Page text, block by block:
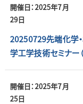
開催日：2025年7月
29日
20250729先端化学
学工学技術セミナー（
開催日：2025年7月
25日